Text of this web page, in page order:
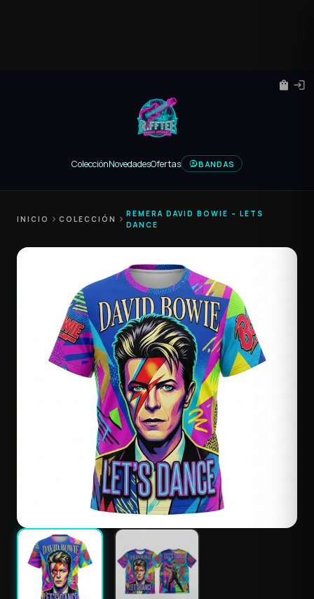
ColecciónNovedadesOfertas BANDAS
shopping_bag login
INICIO chevron_right COLECCIÓN chevron_right
REMERA DAVID BOWIE – LETS
DANCE